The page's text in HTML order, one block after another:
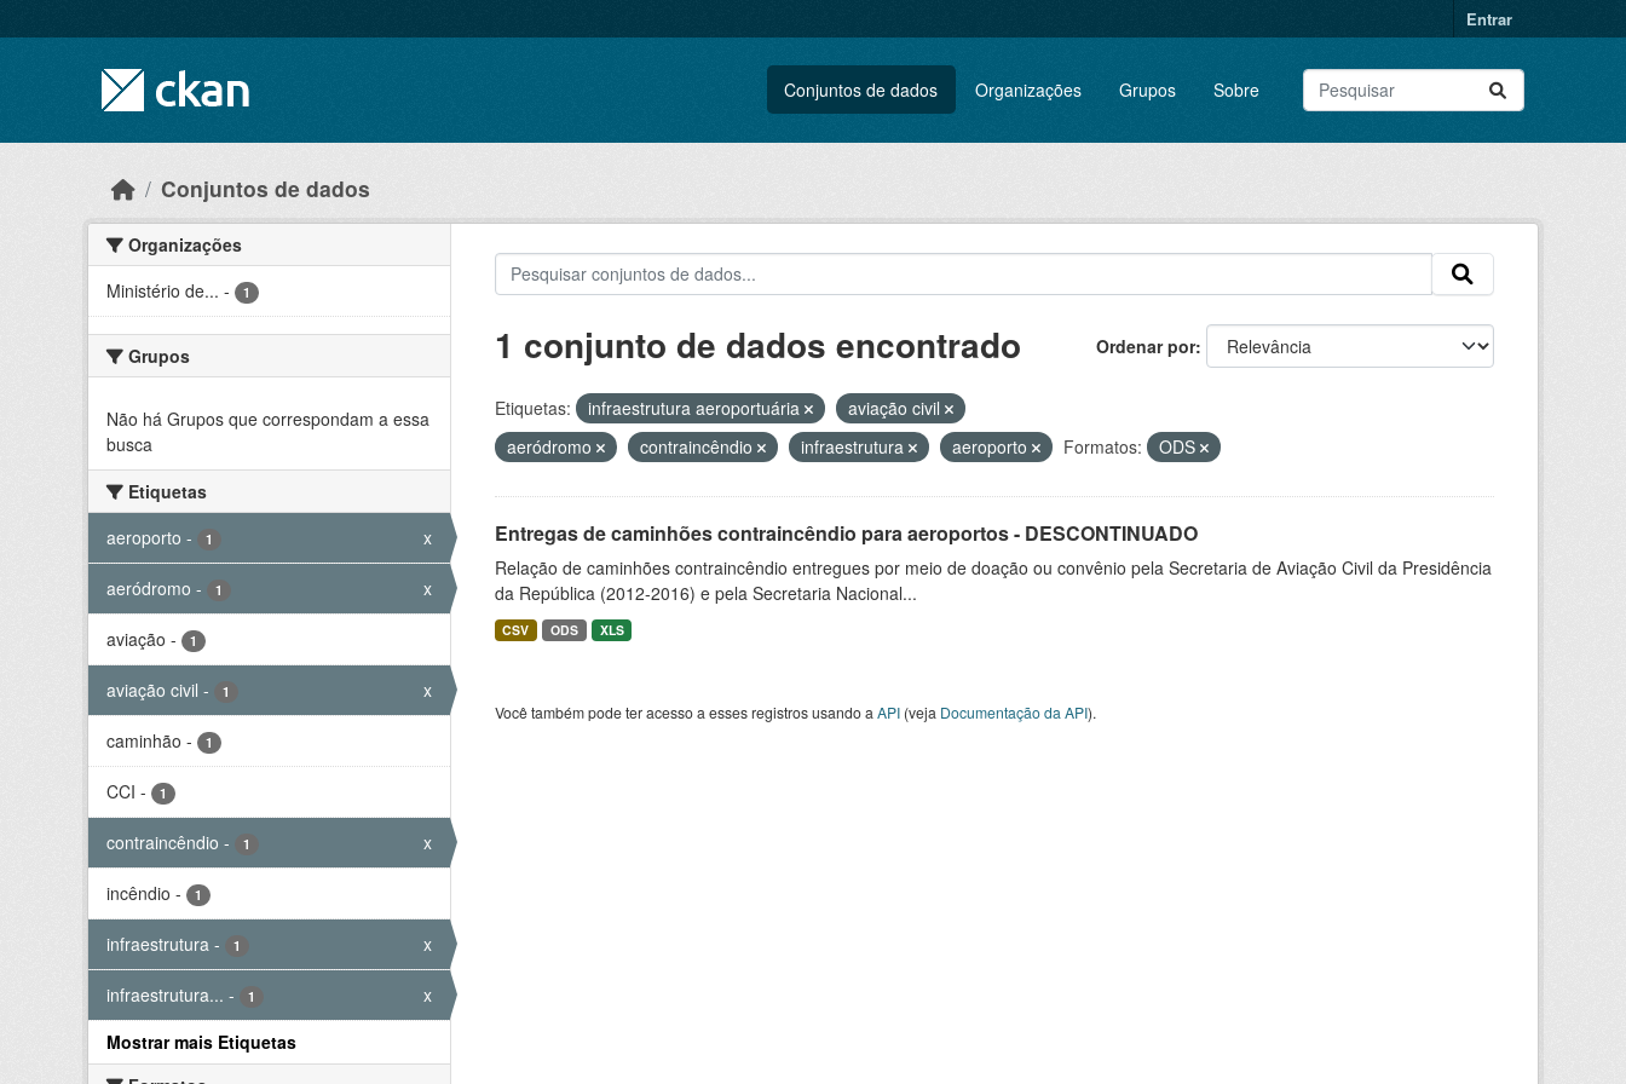
Entrar
Conjuntos de dados Organizações Grupos Sobre
Conjuntos de dados
Organizações
Ministério de... - 1
Grupos
Não há Grupos que correspondam a essa
busca
Etiquetas
aeroporto - 1 x
aeródromo - 1 x
aviação - 1
aviação civil - 1 x
caminhão - 1
CCI - 1
contraincêndio - 1 x
incêndio - 1
infraestrutura - 1 x
infraestrutura... - 1
x
Mostrar mais Etiquetas
Ordenar por
1 conjunto de dados encontrado
Etiquetas: infraestrutura aeroportuária
aviação civil
aeródromo
contraincêndio infraestrutura aeroporto Formatos: ODS
Entregas de caminhões contraincêndio para aeroportos - DESCONTINUADO
Relação de caminhões contraincêndio entregues por meio de doação ou convênio pela Secretaria de Aviação Civil da Presidência
da República (2012-2016) e pela Secretaria Nacional...
CSV ODS XLS
Você também pode ter acesso a esses registros usando a API(veja Documentação da API).